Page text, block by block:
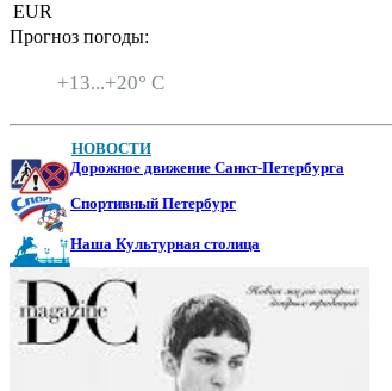
EUR
Прогноз погоды:
+13...+20° C
НОВОСТИ
Дорожное движение Санкт-Петербурга
Спортивный Петербург
Наша Культурная столица